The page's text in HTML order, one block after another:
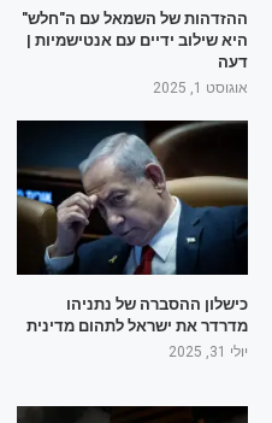
ההזדהות של השמאל עם ה"חלש"
היא שילוב ידיים עם אנטישמיות |
דעה
אוגוסט 1, 2025
כישלון ההסברה של נתניהו
מדרדר את ישראל לתהום מדינית
יולי 31, 2025